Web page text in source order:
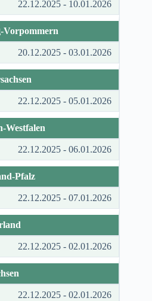
22.12.2025 - 10.01.2026
Vorpommern
20.12.2025 - 03.01.2026
22.12.2025 - 05.01.2026
Westfalen
22.12.2025 - 06.01.2026
Pfalz
22.12.2025 - 07.01.2026
22.12.2025 - 02.01.2026
22.12.2025 - 02.01.2026